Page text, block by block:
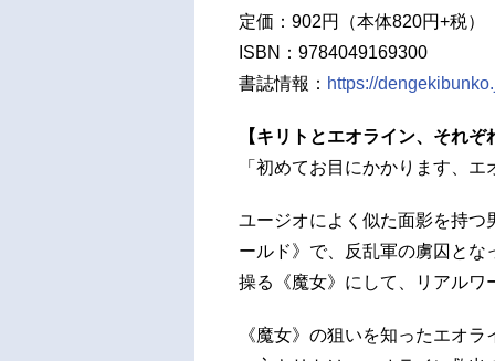
定価：902円（本体820円+税）
ISBN：9784049169300
書誌情報： https://
【キリトとエオライン、それ
「初めてお目にかかります、
ユージオによく似た面影を持つ
ールド》で、反乱軍の虜囚と
操る《魔女》にして、リアルワ
《魔女》の狙いを知ったエオ